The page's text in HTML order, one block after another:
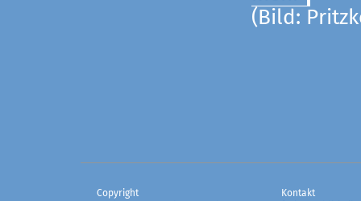
(Bild:
Copyright
Kontakt